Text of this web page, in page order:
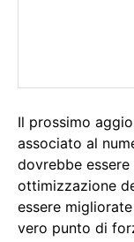
Il prossimo
associato al
dovrebbe
ottimizzazione
essere
vero punto di